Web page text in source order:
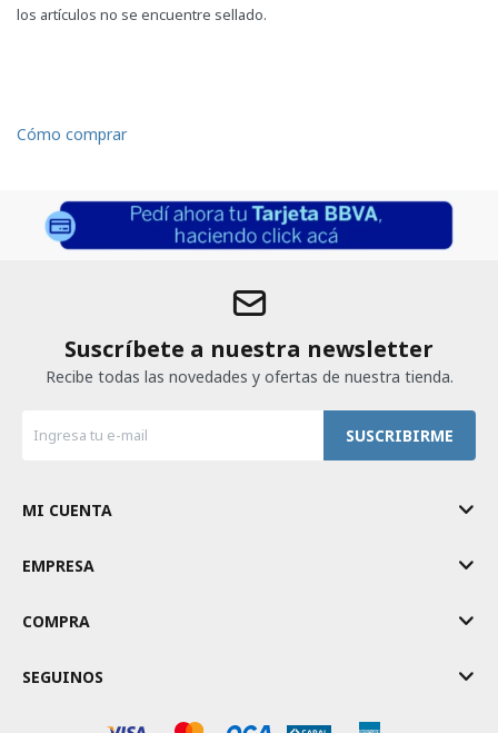
los artículos no se encuentre sellado.
Cómo comprar
Suscríbete a nuestra newsletter
Recibe todas las novedades y ofertas de nuestra tienda.
SUSCRIBIRME
MI CUENTA
EMPRESA
COMPRA
SEGUINOS